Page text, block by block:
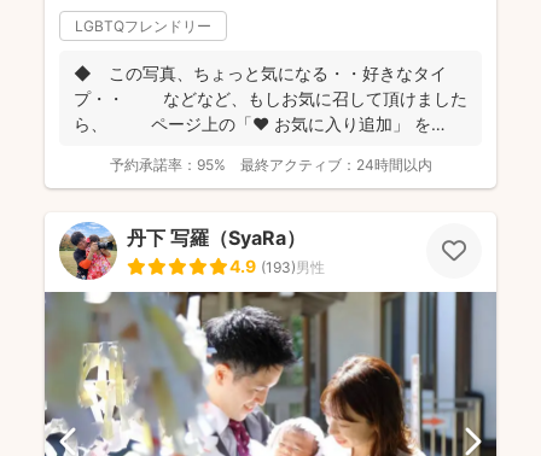
LGBTQフレンドリー
◆ この写真、ちょっと気になる・・好きなタイ
プ・・ などなど、もしお気に召して頂けました
ら、 ページ上の「❤ お気に入り追加」 を
予約承諾率： 95% 最終アクティブ： 24時間以内
丹下 写羅（SyaRa）
4.9 (193)男性